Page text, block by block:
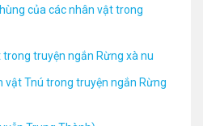
của các nhân vật trong
truyện ngắn Rừng xà nu
Tnú trong truyện ngắn Rừng